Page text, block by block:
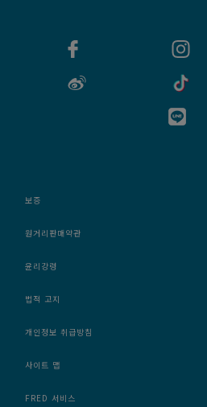
보증
원거리판매약관
윤리강령
법적 고지
개인정보 취급방침
사이트 맵
FRED 서비스